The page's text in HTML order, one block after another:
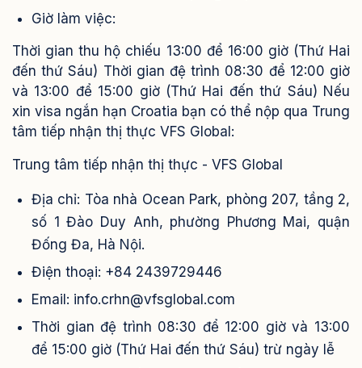
Giờ làm việc:
Thời gian thu hộ chiếu 13:00 để 16:00 giờ (Thứ Hai
đến thứ Sáu) Thời gian đệ trình 08:30 để 12:00 giờ
và 13:00 để 15:00 giờ (Thứ Hai đến thứ Sáu) Nếu
xin visa ngắn hạn Croatia bạn có thể nộp qua Trung
tâm tiếp nhận thị thực VFS Global :
Trung tâm tiếp nhận thị thực - VFS Global
Địa chỉ: Tòa nhà Ocean Park, phòng 207, tầng 2,
số 1 Đào Duy Anh, phường Phương Mai, quận
Đống Đa, Hà Nội.
Điện thoại: +84 2439729446
Email: info.crhn@vfsglobal.com
Thời gian đệ trình 08:30 để 12:00 giờ và 13:00
để 15:00 giờ (Thứ Hai đến thứ Sáu) trừ ngày lễ